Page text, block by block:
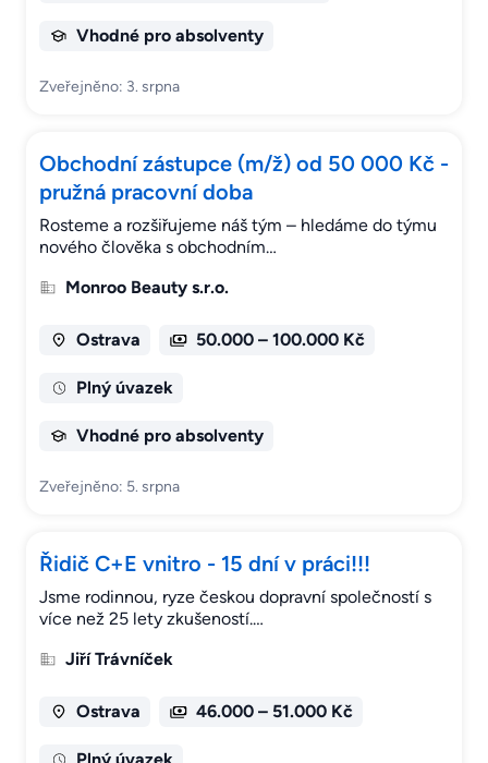
Vhodné pro absolventy
Zveřejněno: 3. srpna
Obchodní zástupce (m/ž) od 50 000 Kč -
pružná pracovní doba
Rosteme a rozšiřujeme náš tým – hledáme do týmu
nového člověka s obchodním…
Monroo Beauty s.r.o.
Ostrava 50.000 – 100.000 Kč
Plný úvazek
Vhodné pro absolventy
Zveřejněno: 5. srpna
Řidič C+E vnitro - 15 dní v práci!!!
Jsme rodinnou, ryze českou dopravní společností s
více než 25 lety zkušeností.…
Jiří Trávníček
Ostrava 46.000 – 51.000 Kč